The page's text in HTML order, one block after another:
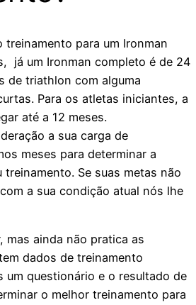
treinamento para um Ironman
já um Ironman completo é de 24
de triathlon com alguma
Para os atletas iniciantes, a
até a 12 meses.
a sua carga de
meses para determinar a
treinamento. Se suas metas não
a sua condição atual nós lhe
mas ainda não pratica as
dados de treinamento
um questionário e o resultado de
o melhor treinamento para